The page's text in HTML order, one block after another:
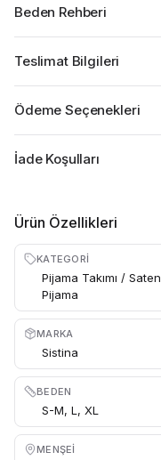
Beden Rehberi
Teslimat Bilgileri
Ödeme Seçenekleri
İade Koşulları
Ürün Özellikleri
KATEGORI
Pijama Takımı / Saten
Pijama
MARKA
Sistina
BEDEN
S-M, L, XL
MENŞEI